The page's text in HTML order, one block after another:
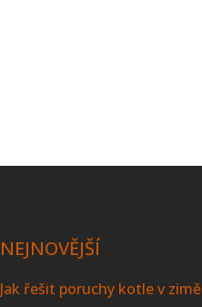
NEJNOVĚJŠÍ
Jak řešit poruchy kotle v zimě